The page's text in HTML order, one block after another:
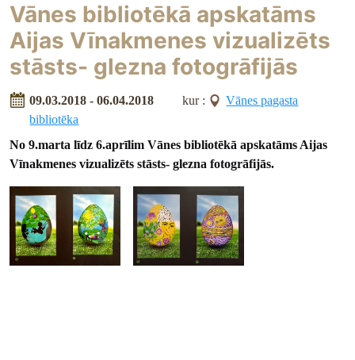
Vānes bibliotēkā apskatāms
Aijas Vīnakmenes vizualizēts
stāsts- glezna fotogrāfijās
09.03.2018 - 06.04.2018 kur :
Vānes pagasta
bibliotēka
No 9.marta līdz 6.aprīlim Vānes bibliotēkā apskatāms Aijas
Vīnakmenes vizualizēts stāsts- glezna fotogrāfijās.